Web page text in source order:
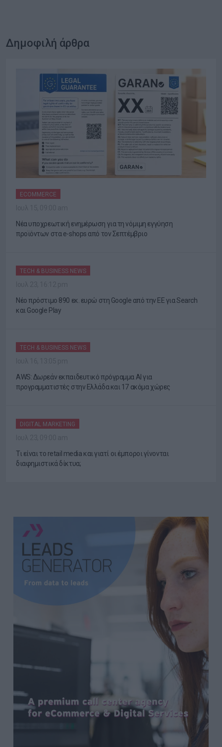
Δημοφιλή άρθρα
ECOMMERCE
Νέα υποχρεωτική ενημέρωση για τη νόμιμη εγγύηση
προϊόντων στα e-shops από τον Σεπτέμβριο
TECH & BUSINESS NEWS
Νέο πρόστιμο 890 εκ. ευρώ στη Google από την ΕΕ για Search
και Google Play
TECH & BUSINESS NEWS
AWS: Δωρεάν εκπαιδευτικό πρόγραμμα AI για
προγραμματιστές στην Ελλάδα και 17 ακόμα χώρες
DIGITAL MARKETING
Τι είναι το retail media και γιατί οι έμποροι γίνονται
διαφημιστικά δίκτυα;